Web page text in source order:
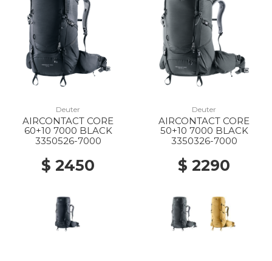
Deuter
AIRCONTACT CORE
60+10 7000 BLACK
3350526-7000
$ 2450
Deuter
AIRCONTACT CORE
50+10 7000 BLACK
3350326-7000
$ 2290